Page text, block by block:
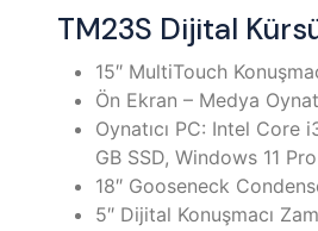
TM23S Dijital
15″ MultiTouch
Ön Ekran – Medya
Oynatıcı PC: Intel Core
GB SSD, Windows 11 Pro
18″ Gooseneck
5″ Dijital Konuşmacı